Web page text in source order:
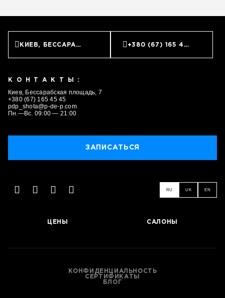
КИЕВ, БЕССАРАБСКАЯ ПЛОЩАДЬ, 7 +380 (67) 165 45 45
КОНТАКТЫ:
Киев, Бессарабская площадь, 7
+380 (67) 165 45 45
pdp_shota@p-de-p.com
Пн.—Вс. 09:00 — 21:00
ЗАПИСАТЬСЯ
RU UK EN
ЦЕНЫ САЛОНЫ
КОНФИДЕНЦИАЛЬНОСТЬ
СЕРТИФИКАТЫ
БЛОГ